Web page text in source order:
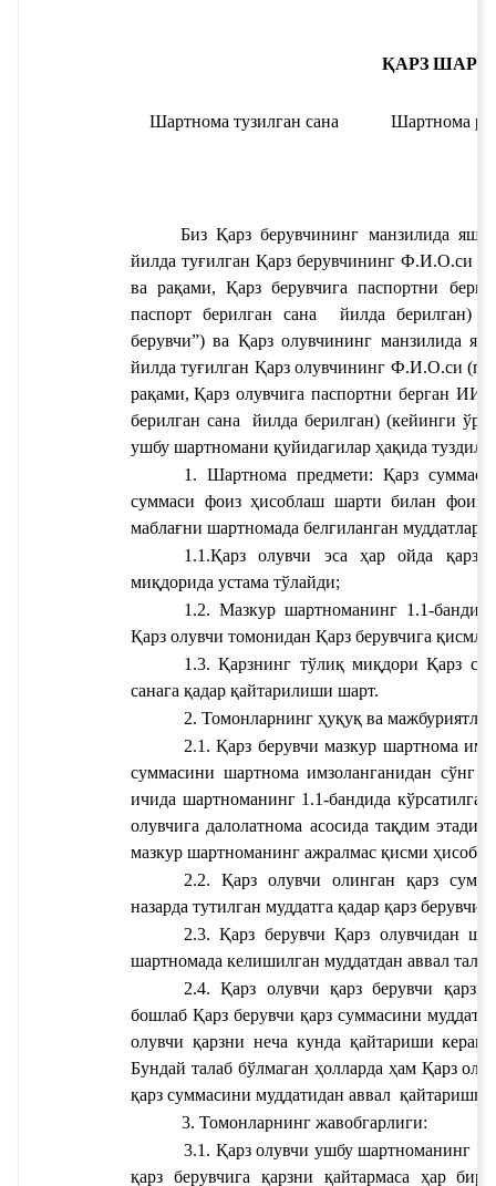
ҚАРЗ
Шартнома тузилган сана Шартнома
Биз Қарз берувчининг манзилида
йилда туғилган Қарз берувчининг Ф.И.О.си
ва рақами,
Қарз берувчига паспортни
паспорт берилган сана
йилда берилган)
берувчи”) ва Қарз олувчининг манзилида
йилда туғилган Қарз олувчининг Ф.И.О.си
рақами, Қарз олувчига паспортни берган
берилган сана
йилда берилган) (кейинги
ушбу шартномани қуйидагилар ҳақида
1. Шартнома предмети: Қарз
суммаси фоиз ҳисоблаш шарти билан ф
маблағни шартномада белгиланган
1.1.Қарз олувчи эса ҳар ойда
миқдорида устама тўлайди;
1.2. Мазкур шартноманинг 1.1-
Қарз олувчи томонидан Қарз берувчига
1.3. Қарзнинг тўлиқ миқдори Қарз
санага қадар қайтарилиши шарт.
2. Томонларнинг ҳуқуқ ва
2.1. Қарз берувчи мазкур шартнома
суммасини шартнома имзоланганидан сўнг
ичида шартноманинг 1.1-бандида
олувчига далолатнома асосида тақдим
мазкур шартноманинг ажралмас қисми
2.2. Қарз олувчи олинган қарз
назарда тутилган муддатга қадар қарз
2.3. Қарз берувчи Қарз олувчидан
шартномада келишилган муддатдан аввал
2.4. Қарз олувчи қарз берувчи
бошлаб Қарз берувчи қарз суммасини
олувчи қарзни неча кунда қайтариши керак
Бундай талаб бўлмаган ҳолларда ҳам Қарз
қарз суммасини муддатидан аввал қайтаришга
3. Томонларнинг жавобгарлиги:
3.1. Қарз олувчи ушбу шартноманинг
қарз берувчига қарзни қайтармаса ҳар